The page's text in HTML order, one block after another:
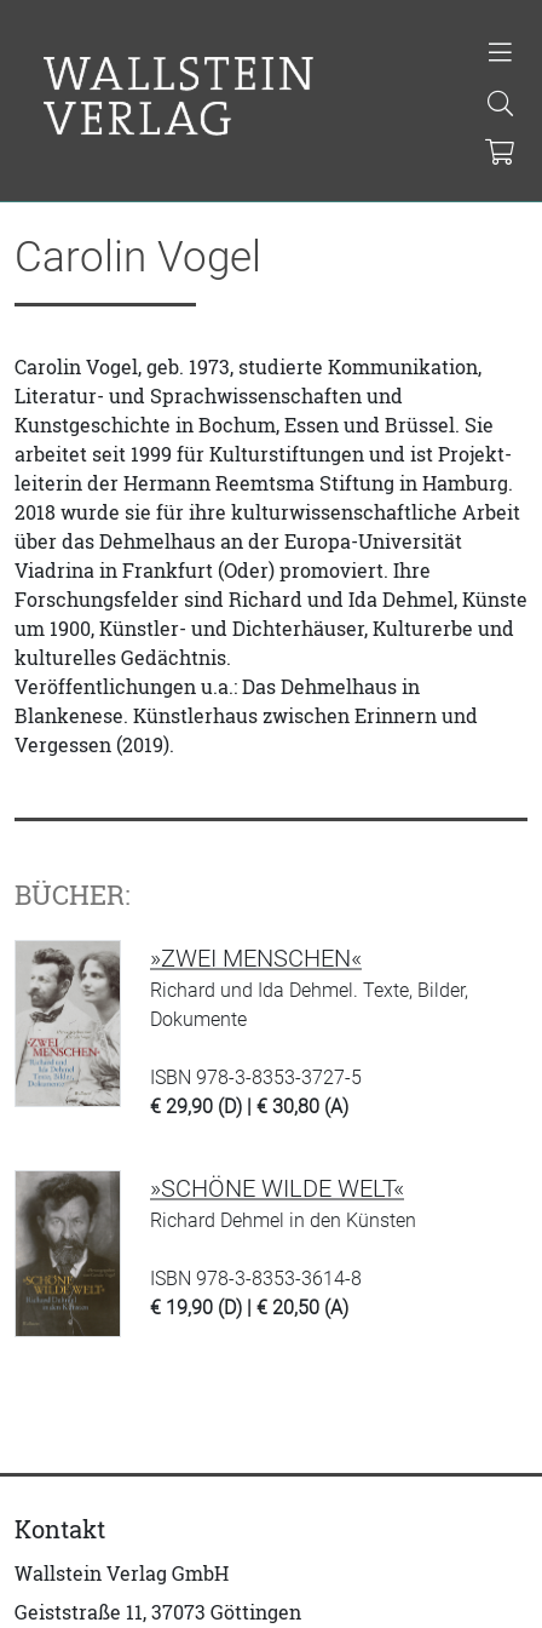
Carolin Vogel
Carolin Vogel, geb. 1973, studierte Kommunikation,
Literatur- und Sprachwissenschaften und
Kunstgeschichte in Bochum, Essen und Brüssel. Sie
arbeitet seit 1999 für Kulturstiftungen und ist Projekt-
leiterin der Hermann Reemtsma Stiftung in Hamburg.
2018 wurde sie für ihre kulturwissenschaftliche Arbeit
über das Dehmelhaus an der Europa-Universität
Viadrina in Frankfurt (Oder) promoviert. Ihre
Forschungsfelder sind Richard und Ida Dehmel, Künste
um 1900, Künstler- und Dichterhäuser, Kulturerbe und
kulturelles Gedächtnis.
Veröffentlichungen u.a.: Das Dehmelhaus in
Blankenese. Künstlerhaus zwischen Erinnern und
Vergessen (2019).
BÜCHER:
»ZWEI MENSCHEN«
Richard und Ida Dehmel. Texte, Bilder,
Dokumente
ISBN 978-3-8353-3727-5
€ 29,90 (D) | € 30,80 (A)
»SCHÖNE WILDE WELT«
Richard Dehmel in den Künsten
ISBN 978-3-8353-3614-8
€ 19,90 (D) | € 20,50 (A)
Kontakt
Wallstein Verlag GmbH
Geiststraße 11, 37073 Göttingen